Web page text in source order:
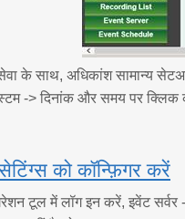
के साथ, अधिकांश सामान्य
-> दिनांक और समय पर क्लिक
को कॉन्फ़िगर करें
टूल में लॉग इन करें, इवेंट